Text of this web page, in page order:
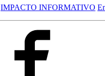
IMPACTO INFORMATIVO